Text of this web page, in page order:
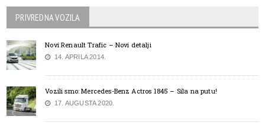
PRIVREDNA VOZILA
Novi Renault Trafic – Novi detalji
14. APRILA 2014.
Vozili smo: Mercedes-Benz Actros 1845 – Sila na putu!
17. AUGUSTA 2020.